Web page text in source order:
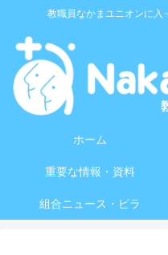
教職員なかまユニオンに入
ホーム
重要な情報・資料
組合ニュース・ビラ